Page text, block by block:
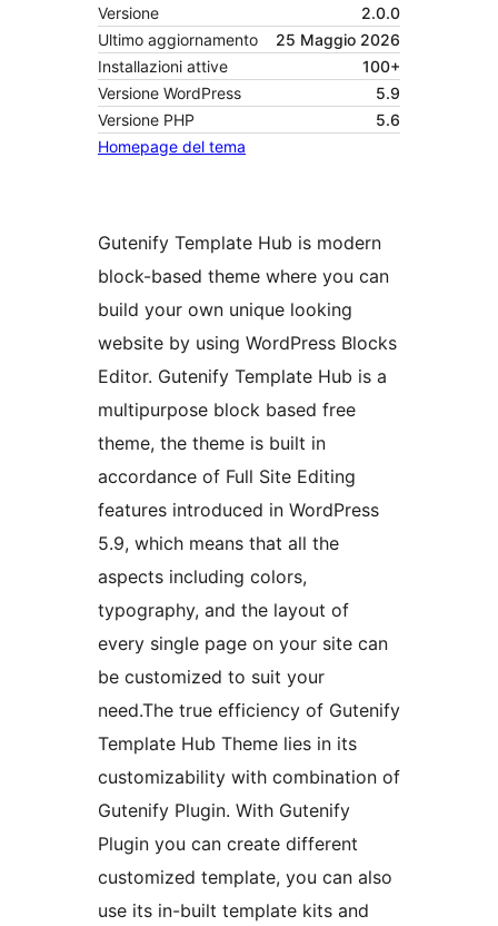
Versione
2.0.0
Ultimo aggiornamento
25 Maggio 2026
Installazioni attive
100+
Versione WordPress
5.9
Versione PHP
5.6
Homepage del tema
Gutenify Template Hub is modern
block-based theme where you can
build your own unique looking
website by using WordPress Blocks
Editor. Gutenify Template Hub is a
multipurpose block based free
theme, the theme is built in
accordance of Full Site Editing
features introduced in WordPress
5.9, which means that all the
aspects including colors,
typography, and the layout of
every single page on your site can
be customized to suit your
need.The true efficiency of Gutenify
Template Hub Theme lies in its
customizability with combination of
Gutenify Plugin. With Gutenify
Plugin you can create different
customized template, you can also
use its in-built template kits and